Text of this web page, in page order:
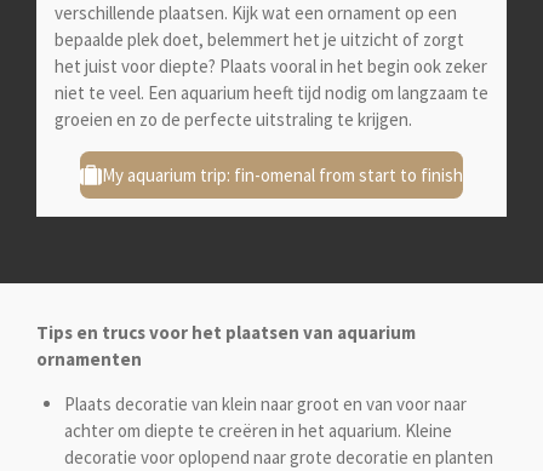
verschillende plaatsen. Kijk wat een ornament op een
bepaalde plek doet, belemmert het je uitzicht of zorgt
het juist voor diepte? Plaats vooral in het begin ook zeker
niet te veel. Een aquarium heeft tijd nodig om langzaam te
groeien en zo de perfecte uitstraling te krijgen.
My aquarium trip: fin-omenal from start to finish
Tips en trucs voor het plaatsen van aquarium
ornamenten
Plaats decoratie van klein naar groot en van voor naar
achter om diepte te creëren in het aquarium. Kleine
decoratie voor oplopend naar grote decoratie en planten